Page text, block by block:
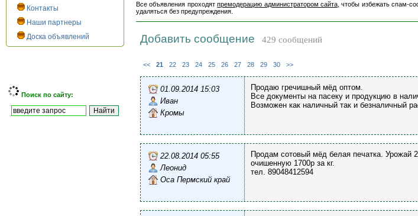
Контакты
Наши партнеры
Доска объявлений
Поиск по сайту:
Все объявления проходятпремодерацию администратором сайта , чтобы избежать спам-
удаляться без предупреждения.
Добавить сообщение 429 сообщений
<< 21 22 23 24 25 26 27 28 29 30 >>
01.09.2014 15:03
Иван
Кромы
Продаю гречишный мёд оптом.
Все документы на пасеку и продукцию в
Возможен как наличный так и безналичный
22.08.2014 05:55
Леонид
Оса Пермский край
Продам сотовый мёд белая печатка. Урожай
очишенную 1700р за кг.
тел. 89048412594